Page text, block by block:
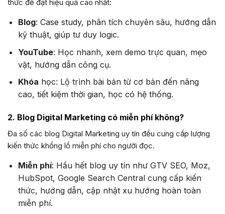
thức để đạt hiệu quả cao nhất:
Blog: Case study, phân tích chuyên sâu, hướng dẫn
kỹ thuật, giúp tư duy logic.
YouTube: Học nhanh, xem demo trực quan, mẹo
vặt, hướng dẫn công cụ.
Khóa học: Lộ trình bài bản từ cơ bản đến nâng
cao, tiết kiệm thời gian, học có hệ thống.
2. Blog Digital Marketing có miễn phí không?
Đa số các blog Digital Marketing uy tín đều cung cấp lượng
kiến thức khổng lồ miễn phí cho người đọc.
Miễn phí: Hầu hết blog uy tín như GTV SEO, Moz,
HubSpot, Google Search Central cung cấp kiến
thức, hướng dẫn, cập nhật xu hướng hoàn toàn
miễn phí.